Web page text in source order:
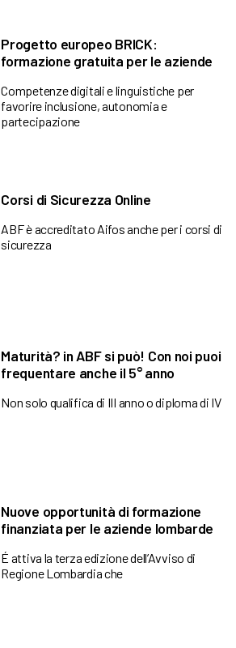
Progetto europeo BRICK:
formazione gratuita per le aziende
Competenze digitali e linguistiche per
favorire inclusione, autonomia e
partecipazione
Corsi di Sicurezza Online
ABF è accreditato Aifos anche per i corsi di
sicurezza
Maturità? in ABF si può! Con noi puoi
frequentare anche il 5° anno
Non solo qualifica di III anno o diploma di IV
Nuove opportunità di formazione
finanziata per le aziende lombarde
É attiva la terza edizione dell’Avviso di
Regione Lombardia che